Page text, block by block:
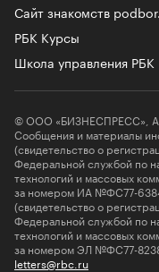
Сайт знакомств
РБК Курсы
Школа управления РБК
© ООО «БИЗНЕСПРЕСС»,
Сообщения и материалы
(свидетельство о
Федеральной службой по
технологий и массовых
за номером ИА №ФС77-
(свидетельство о
Федеральной службой по
технологий и массовых
за номером ЭЛ №ФС77-
letters@rbc.ru